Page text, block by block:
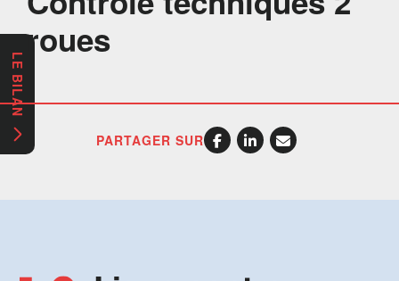
roues
PARTAGER SUR
LE BILAN